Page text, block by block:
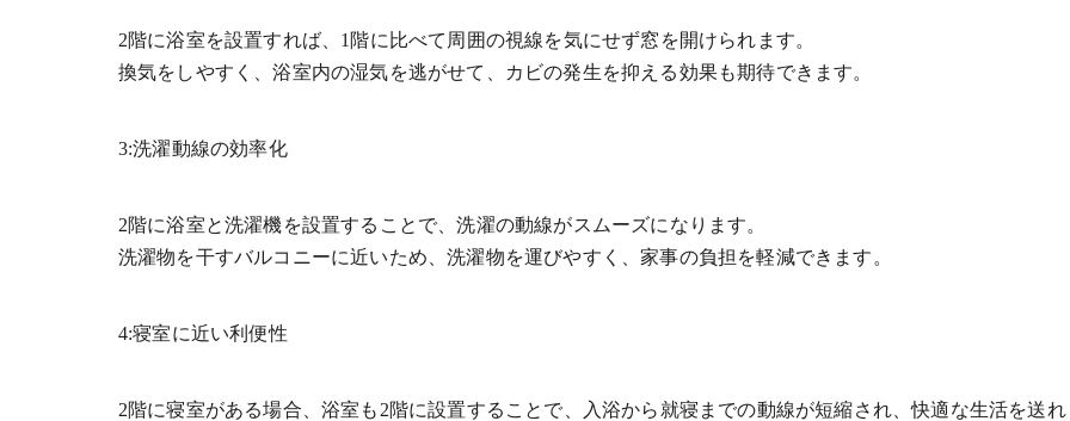
2階に浴室を設置すれば、1階に比べて周囲の視線を気にせず窓を開けられます。
換気をしやすく、浴室内の湿気を逃がせて、カビの発生を抑える効果も期待できます。
3:洗濯動線の効率化
2階に浴室と洗濯機を設置することで、洗濯の動線がスムーズになります。
洗濯物を干すバルコニーに近いため、洗濯物を運びやすく、家事の負担を軽減できます。
4:寝室に近い利便性
2階に寝室がある場合、浴室も2階に設置することで、入浴から就寝までの動線が短縮され、快適な生活を送れ